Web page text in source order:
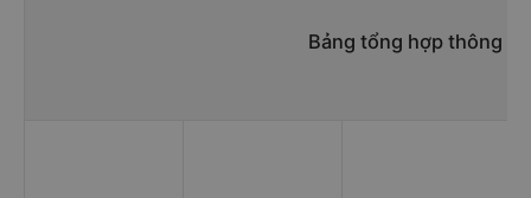
Bảng tổng hợp thông